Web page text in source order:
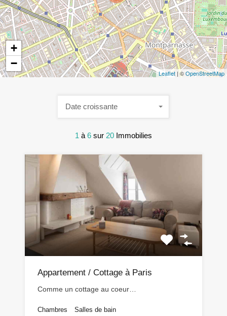
+
−
Leaflet | ©OpenStreetMap
1 à 6 sur 20 Immobilies
Date croissante
Appartement / Cottage à Paris
Comme un cottage au coeur…
Chambres Salles de bain